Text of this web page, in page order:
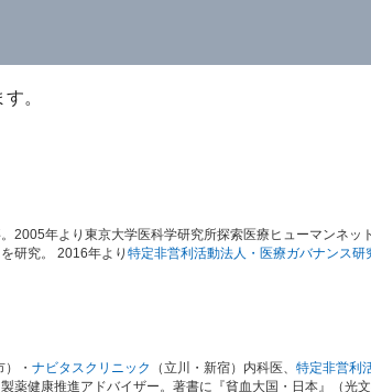
。
2005年より東京大学医科学研究所探索医療ヒューマンネッ
研究。 2016年より 特定非営利活動法人・医療ガバナンス研
）・ ナビタスクリニック （立川・新宿）内科医、 特定非営利
健康推進アドバイザー。著書に『貧血大国・日本』（光文